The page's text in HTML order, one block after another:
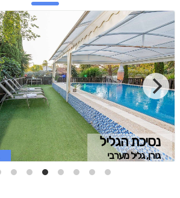
נסיכת הגליל
גורן, גליל מערבי